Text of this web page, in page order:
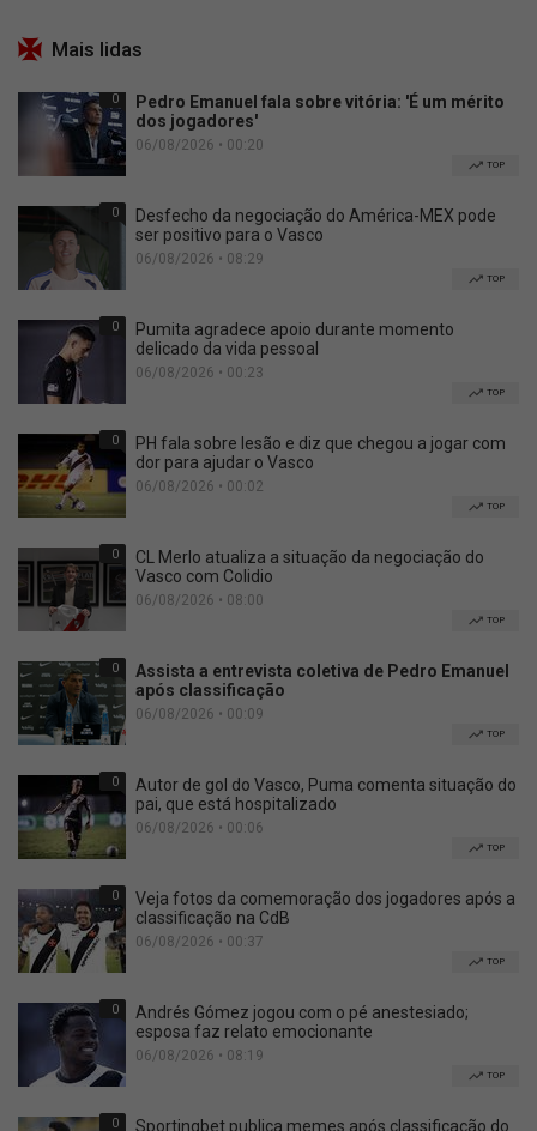
Mais lidas
0
Pedro Emanuel fala sobre vitória: 'É um mérito
dos jogadores'
06/08/2026 • 00:20
TOP
0
Desfecho da negociação do América-MEX pode
ser positivo para o Vasco
06/08/2026 • 08:29
TOP
0
Pumita agradece apoio durante momento
delicado da vida pessoal
06/08/2026 • 00:23
TOP
0
PH fala sobre lesão e diz que chegou a jogar com
dor para ajudar o Vasco
06/08/2026 • 00:02
TOP
0
CL Merlo atualiza a situação da negociação do
Vasco com Colidio
06/08/2026 • 08:00
TOP
0
Assista a entrevista coletiva de Pedro Emanuel
após classificação
06/08/2026 • 00:09
TOP
0
Autor de gol do Vasco, Puma comenta situação do
pai, que está hospitalizado
06/08/2026 • 00:06
TOP
0
Veja fotos da comemoração dos jogadores após a
classificação na CdB
06/08/2026 • 00:37
TOP
0
Andrés Gómez jogou com o pé anestesiado;
esposa faz relato emocionante
06/08/2026 • 08:19
TOP
0 Sportingbet publica memes após classificação do